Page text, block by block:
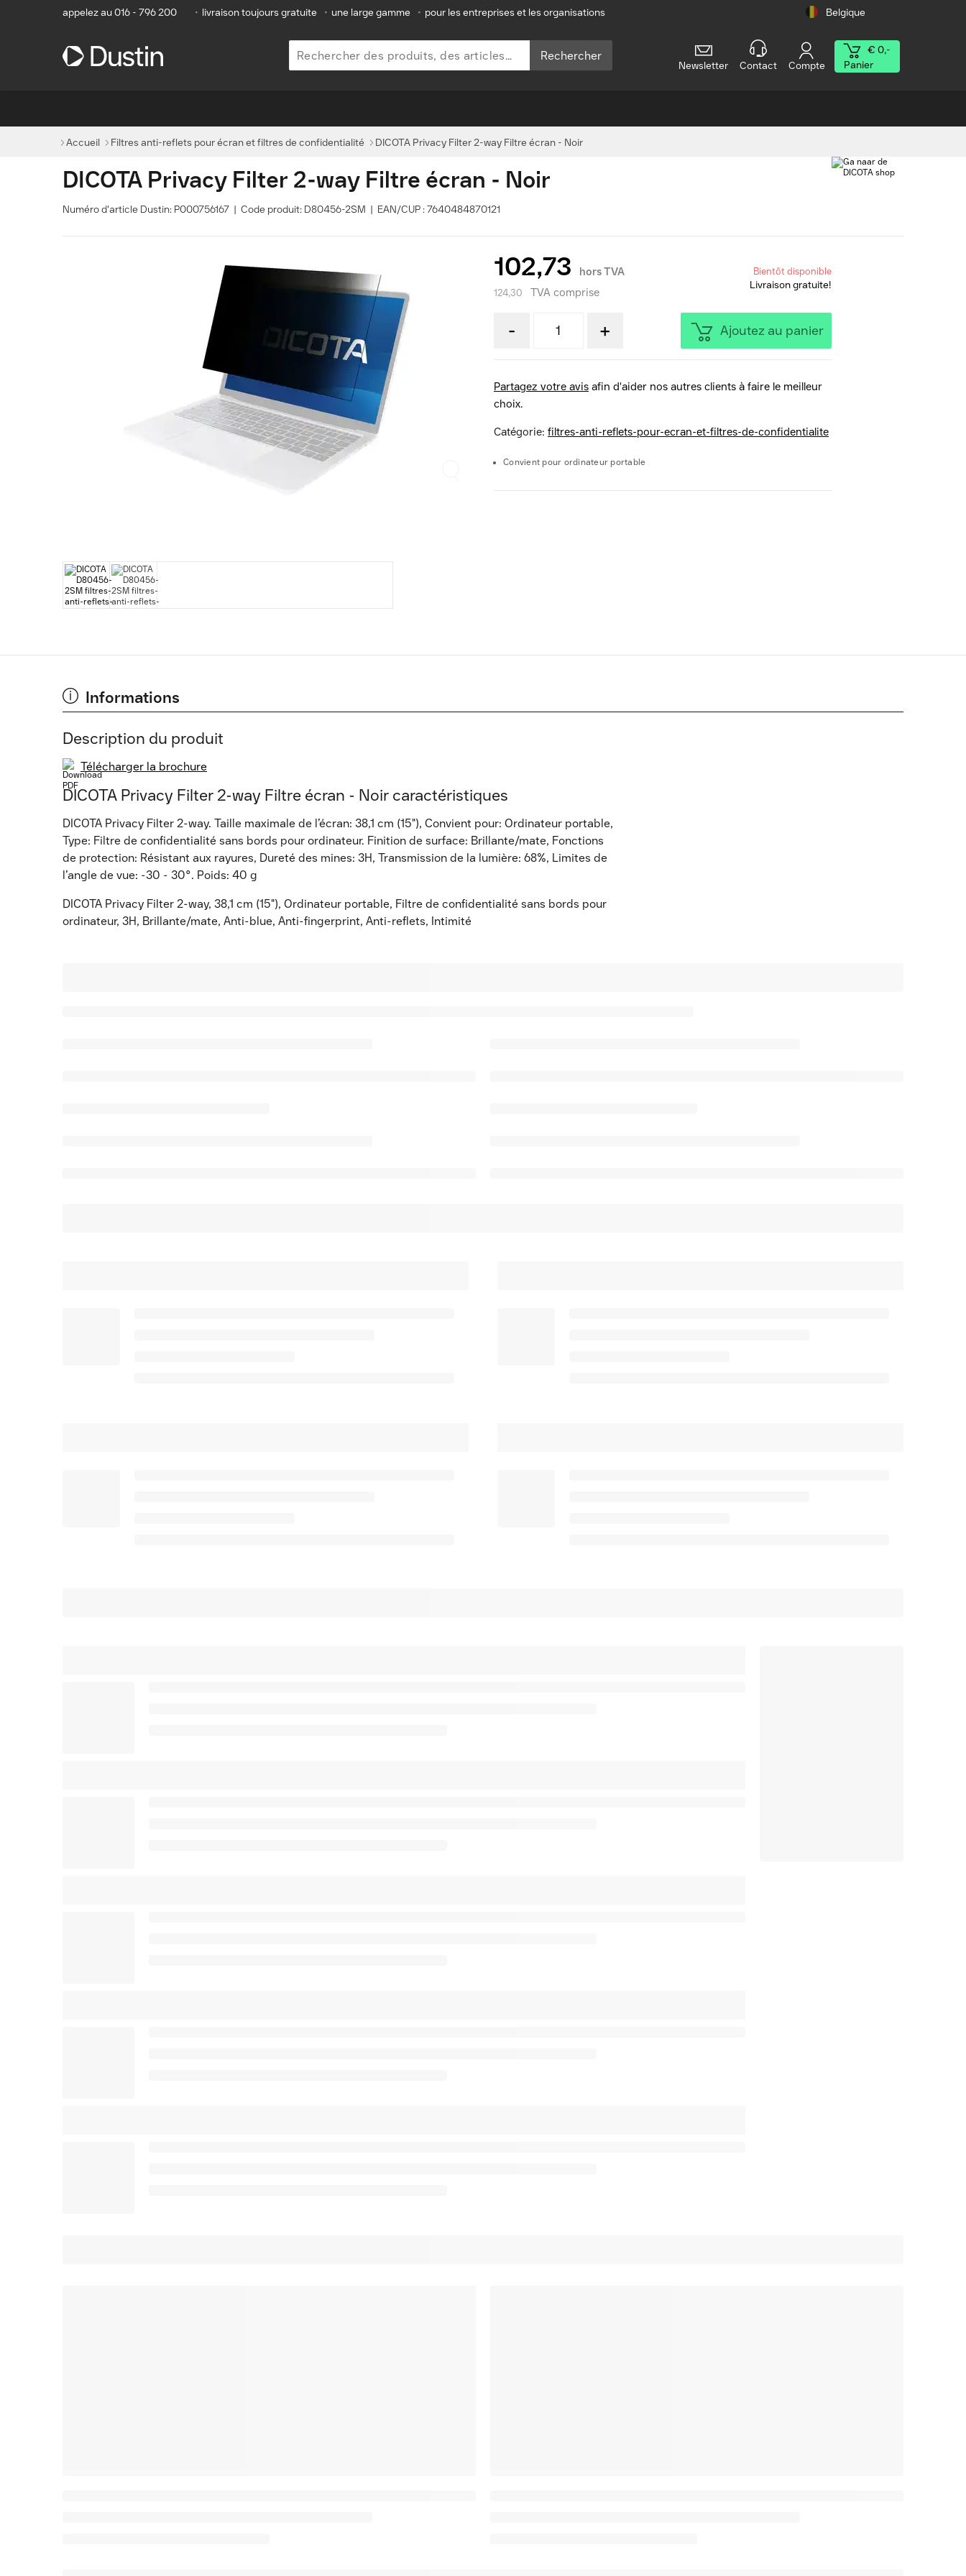
appelez au 016 - 796 200 • livraison toujours gratuite • une large gamme • pour les entreprises et les organisations Belgique
Rechercher
Newsletter Contact Compte
€ 0,-
Panier
Accueil Filtres anti-reflets pour écran et filtres de confidentialité DICOTA Privacy Filter 2-way Filtre écran - Noir
DICOTA Privacy Filter 2-way Filtre écran - Noir
Numéro d'article Dustin: P000756167 | Code produit: D80456-2SM | EAN/CUP : 7640484870121
102,73 hors TVA
124,30 TVA comprise
Bientôt disponible
Livraison gratuite!
- + Ajoutez au panier
Partagez votre avis afin d'aider nos autres clients à faire le meilleur
choix.
Catégorie: filtres-anti-reflets-pour-ecran-et-filtres-de-confidentialite
Convient pour ordinateur portable
Informations
Description du produit
Télécharger la brochure
DICOTA Privacy Filter 2-way Filtre écran - Noir caractéristiques
DICOTA Privacy Filter 2-way. Taille maximale de l’écran: 38,1 cm (15"), Convient pour: Ordinateur portable,
Type: Filtre de confidentialité sans bords pour ordinateur. Finition de surface: Brillante/mate, Fonctions
de protection: Résistant aux rayures, Dureté des mines: 3H, Transmission de la lumière: 68%, Limites de
l’angle de vue: -30 - 30°. Poids: 40 g
DICOTA Privacy Filter 2-way, 38,1 cm (15"), Ordinateur portable, Filtre de confidentialité sans bords pour
ordinateur, 3H, Brillante/mate, Anti-blue, Anti-fingerprint, Anti-reflets, Intimité